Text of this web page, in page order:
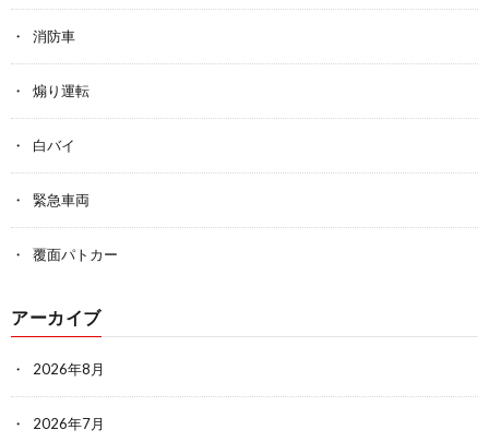
消防車
煽り運転
白バイ
緊急車両
覆面パトカー
アーカイブ
2026年8月
2026年7月